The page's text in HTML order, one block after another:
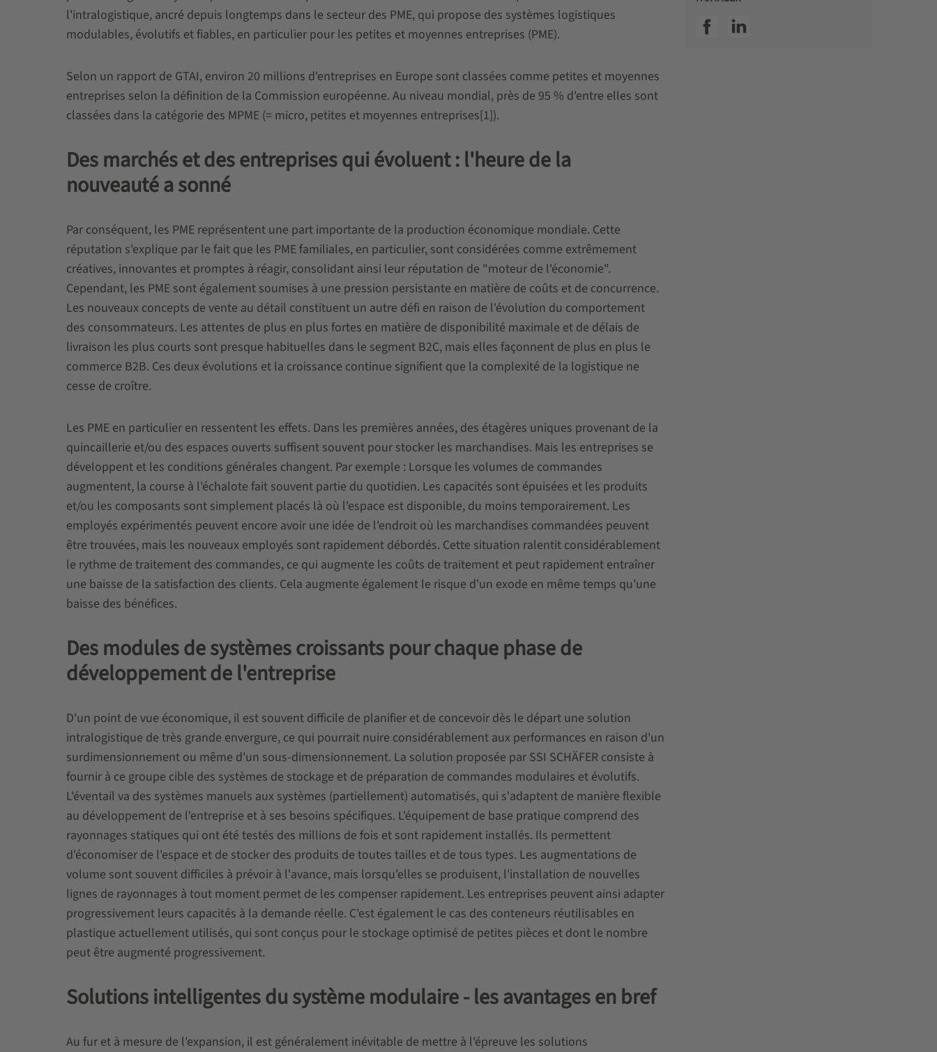
l'intralogistique, ancré depuis longtemps dans le secteur des PME, qui propose des systèmes logistiques
modulables, évolutifs et fiables, en particulier pour les petites et moyennes entreprises (PME).
Selon un rapport de GTAI, environ 20 millions d'entreprises en Europe sont classées comme petites et moyennes
entreprises selon la définition de la Commission européenne. Au niveau mondial, près de 95 % d'entre elles sont
classées dans la catégorie des MPME (= micro, petites et moyennes entreprises[1]).
Des marchés et des entreprises qui évoluent : l'heure de la
nouveauté a sonné
Par conséquent, les PME représentent une part importante de la production économique mondiale. Cette
réputation s'explique par le fait que les PME familiales, en particulier, sont considérées comme extrêmement
créatives, innovantes et promptes à réagir, consolidant ainsi leur réputation de "moteur de l'économie".
Cependant, les PME sont également soumises à une pression persistante en matière de coûts et de concurrence.
Les nouveaux concepts de vente au détail constituent un autre défi en raison de l'évolution du comportement
des consommateurs. Les attentes de plus en plus fortes en matière de disponibilité maximale et de délais de
livraison les plus courts sont presque habituelles dans le segment B2C, mais elles façonnent de plus en plus le
commerce B2B. Ces deux évolutions et la croissance continue signifient que la complexité de la logistique ne
cesse de croître.
Les PME en particulier en ressentent les effets. Dans les premières années, des étagères uniques provenant de la
quincaillerie et/ou des espaces ouverts suffisent souvent pour stocker les marchandises. Mais les entreprises se
développent et les conditions générales changent. Par exemple : Lorsque les volumes de commandes
augmentent, la course à l'échalote fait souvent partie du quotidien. Les capacités sont épuisées et les produits
et/ou les composants sont simplement placés là où l'espace est disponible, du moins temporairement. Les
employés expérimentés peuvent encore avoir une idée de l'endroit où les marchandises commandées peuvent
être trouvées, mais les nouveaux employés sont rapidement débordés. Cette situation ralentit considérablement
le rythme de traitement des commandes, ce qui augmente les coûts de traitement et peut rapidement entraîner
une baisse de la satisfaction des clients. Cela augmente également le risque d'un exode en même temps qu'une
baisse des bénéfices.
Des modules de systèmes croissants pour chaque phase de
développement de l'entreprise
D'un point de vue économique, il est souvent difficile de planifier et de concevoir dès le départ une solution
intralogistique de très grande envergure, ce qui pourrait nuire considérablement aux performances en raison d'un
surdimensionnement ou même d'un sous-dimensionnement. La solution proposée par SSI SCHÄFER consiste à
fournir à ce groupe cible des systèmes de stockage et de préparation de commandes modulaires et évolutifs.
L'éventail va des systèmes manuels aux systèmes (partiellement) automatisés, qui s'adaptent de manière flexible
au développement de l'entreprise et à ses besoins spécifiques. L'équipement de base pratique comprend des
rayonnages statiques qui ont été testés des millions de fois et sont rapidement installés. Ils permettent
d'économiser de l'espace et de stocker des produits de toutes tailles et de tous types. Les augmentations de
volume sont souvent difficiles à prévoir à l'avance, mais lorsqu'elles se produisent, l'installation de nouvelles
lignes de rayonnages à tout moment permet de les compenser rapidement. Les entreprises peuvent ainsi adapter
progressivement leurs capacités à la demande réelle. C'est également le cas des conteneurs réutilisables en
plastique actuellement utilisés, qui sont conçus pour le stockage optimisé de petites pièces et dont le nombre
peut être augmenté progressivement.
Solutions intelligentes du système modulaire - les avantages en bref
Au fur et à mesure de l'expansion, il est généralement inévitable de mettre à l'épreuve les solutions
SSI facebookSSI linkedin